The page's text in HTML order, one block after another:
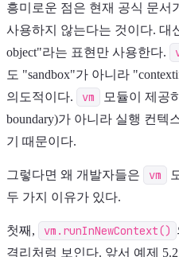
흥미로운 점은 현재 공식 문서
사용하지 않는다는 것이다. 대
object"라는 표현만 사용한다.
도 "sandbox"가 아니라
의도적이다.
vm
모듈이 제공
boundary)가 아니라 실행 컨텍
기 때문이다.
그렇다면 왜 개발자들은 vm
두 가지 이유가 있다.
첫째, vm.runInNewContext()
격리처럼 보인다. 앞서 예제